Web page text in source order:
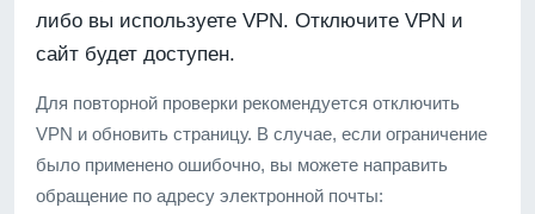
либо вы используете VPN. Отключите VPN и
сайт будет доступен.
Для повторной проверки рекомендуется отключить
VPN и обновить страницу. В случае, если ограничение
было применено ошибочно, вы можете направить
обращение по адресу электронной почты: